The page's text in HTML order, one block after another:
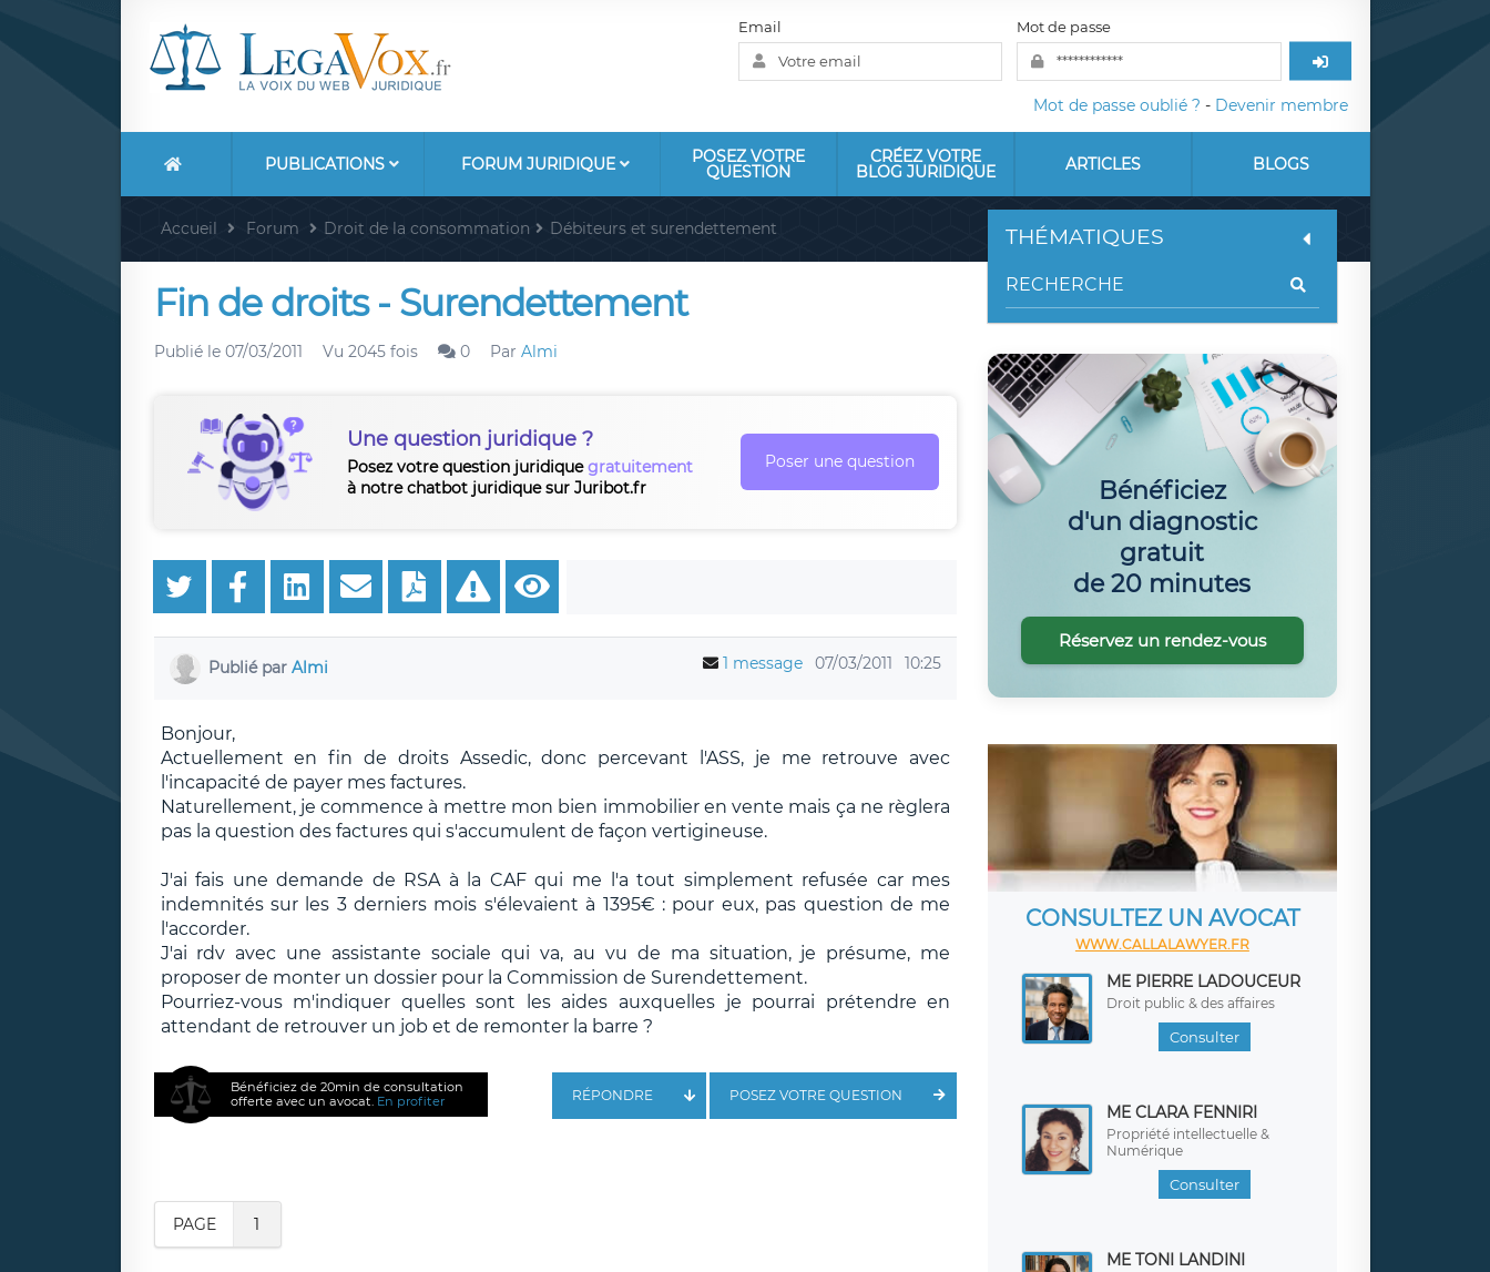
Email Mot de passe
Mot de passe oublié ? - Devenir membre
PUBLICATIONS FORUM JURIDIQUE POSEZ VOTRE
QUESTION
CRÉEZ VOTRE
BLOG JURIDIQUE ARTICLES BLOGS
Accueil Forum Droit de la consommation Débiteurs et surendettement
Fin de droits - Surendettement
Publié le 07/03/2011 Vu 2045 fois 0 Par Almi
Une question juridique ?
Posez votre question juridiquegratuitement
à notre chatbot juridique sur Juribot.fr
Poser une question
Publié par Almi 1 message 07/03/2011 10:25
Bonjour,
Actuellement en fin de droits Assedic, donc percevant l'ASS, je me retrouve avec
l'incapacité de payer mes factures.
Naturellement, je commence à mettre mon bien immobilier en vente mais ça ne règlera
pas la question des factures qui s'accumulent de façon vertigineuse.
J'ai fais une demande de RSA à la CAF qui me l'a tout simplement refusée car mes
indemnités sur les 3 derniers mois s'élevaient à 1395€ : pour eux, pas question de me
l'accorder.
J'ai rdv avec une assistante sociale qui va, au vu de ma situation, je présume, me
proposer de monter un dossier pour la Commission de Surendettement.
Pourriez-vous m'indiquer quelles sont les aides auxquelles je pourrai prétendre en
attendant de retrouver un job et de remonter la barre ?
Bénéficiez de 20min de consultation
offerte avec un avocat. En profiter POSEZ VOTRE QUESTION
RÉPONDRE
PAGE 1
THÉMATIQUES
Bénéficiez
d'un diagnostic
gratuit
de 20 minutes
Réservez un rendez-vous
CONSULTEZ UN AVOCAT
WWW.CALLALAWYER.FR
ME PIERRE LADOUCEUR
Droit public & des affaires
Consulter
ME CLARA FENNIRI
Propriété intellectuelle &
Numérique
Consulter
ME TONI LANDINI